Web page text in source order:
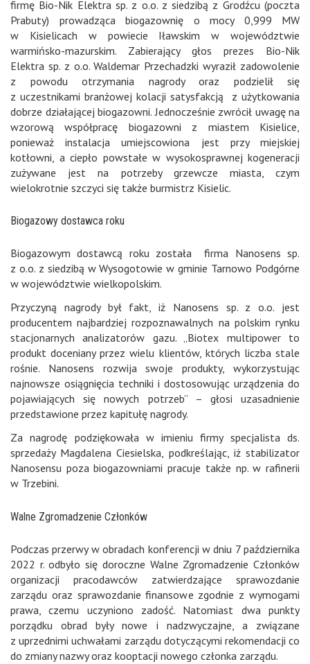
firmę Bio-Nik Elektra sp. z o.o. z siedzibą z Grodźcu (poczta
Prabuty) prowadząca biogazownię o mocy 0,999 MW
w Kisielicach w powiecie Iławskim w województwie
warmińsko-mazurskim. Zabierający głos prezes Bio-Nik
Elektra sp. z o.o. Waldemar Przechadzki wyraził zadowolenie
z powodu otrzymania nagrody oraz podzielił się
z uczestnikami branżowej kolacji satysfakcją z użytkowania
dobrze działającej biogazowni. Jednocześnie zwrócił uwagę na
wzorową współpracę biogazowni z miastem Kisielice,
ponieważ instalacja umiejscowiona jest przy miejskiej
kotłowni, a ciepło powstałe w wysokosprawnej kogeneracji
zużywane jest na potrzeby grzewcze miasta, czym
wielokrotnie szczyci się także burmistrz Kisielic.
Biogazowy dostawca roku
Biogazowym dostawcą roku została firma Nanosens sp.
z o.o. z siedzibą w Wysogotowie w gminie Tarnowo Podgórne
w województwie wielkopolskim.
Przyczyną nagrody był fakt, iż Nanosens sp. z o.o. jest
producentem najbardziej rozpoznawalnych na polskim rynku
stacjonarnych analizatorów gazu. „Biotex multipower to
produkt doceniany przez wielu klientów, których liczba stale
rośnie. Nanosens rozwija swoje produkty, wykorzystując
najnowsze osiągnięcia techniki i dostosowując urządzenia do
pojawiających się nowych potrzeb” – głosi uzasadnienie
przedstawione przez kapitułę nagrody.
Za nagrodę podziękowała w imieniu firmy specjalista ds.
sprzedaży Magdalena Ciesielska, podkreślając, iż stabilizator
Nanosensu poza biogazowniami pracuje także np. w rafinerii
w Trzebini.
Walne Zgromadzenie Członków
Podczas przerwy w obradach konferencji w dniu 7 października
2022 r. odbyło się doroczne Walne Zgromadzenie Członków
organizacji pracodawców zatwierdzające sprawozdanie
zarządu oraz sprawozdanie finansowe zgodnie z wymogami
prawa, czemu uczyniono zadość. Natomiast dwa punkty
porządku obrad były nowe i nadzwyczajne, a związane
z uprzednimi uchwałami zarządu dotyczącymi rekomendacji co
do zmiany nazwy oraz kooptacji nowego członka zarządu.